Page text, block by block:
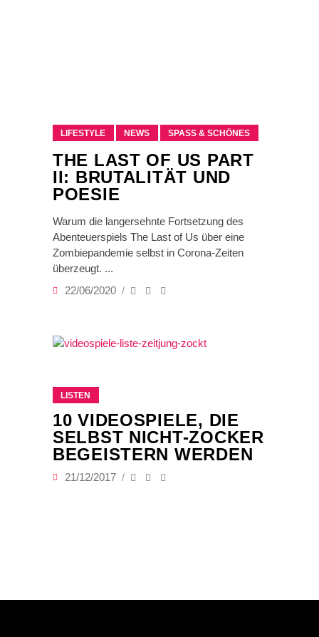
LIFESTYLE NEWS SPASS & SCHÖNES
THE LAST OF US PART
II: BRUTALITÄT UND
POESIE
Warum die langersehnte Fortsetzung des
Abenteuerspiels The Last of Us über eine
Zombiepandemie selbst in Corona-Zeiten
überzeugt.
22/06/2020
LISTEN
10 VIDEOSPIELE, DIE
SELBST NICHT-ZOCKER
BEGEISTERN WERDEN
21/12/2017